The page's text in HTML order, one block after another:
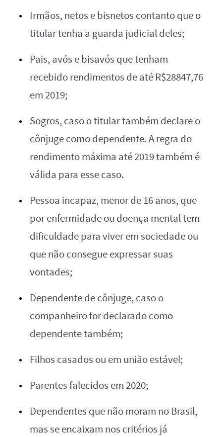
Irmãos, netos e bisnetos contanto que o
titular tenha a guarda judicial deles;
Pais, avós e bisavós que tenham
recebido rendimentos de até R$28847,76
em 2019;
Sogros, caso o titular também declare o
cônjuge como dependente. A regra do
rendimento máxima até 2019 também é
válida para esse caso.
Pessoa incapaz, menor de 16 anos, que
por enfermidade ou doença mental tem
dificuldade para viver em sociedade ou
que não consegue expressar suas
vontades;
Dependente de cônjuge, caso o
companheiro for declarado como
dependente também;
Filhos casados ou em união estável;
Parentes falecidos em 2020;
Dependentes que não moram no Brasil,
mas se encaixam nos critérios já